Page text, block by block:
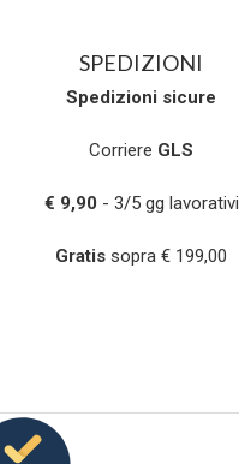
SPEDIZIONI
Spedizioni sicure
Corriere GLS
€ 9,90 - 3/5 gg lavorativi
Gratis sopra € 199,00